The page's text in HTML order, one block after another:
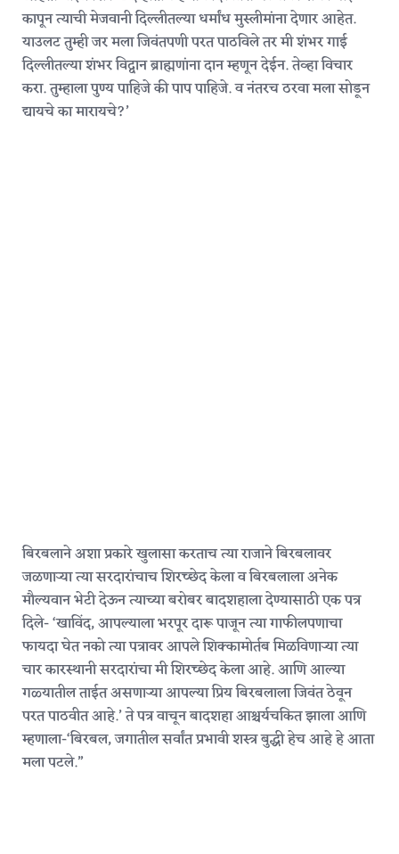
कापून त्याची मेजवानी दिल्लीतल्या धर्मांध मुस्लीमांना देणार आहेत.
याउलट तुम्ही जर मला जिवंतपणी परत पाठविले तर मी शंभर गाई
दिल्लीतल्या शंभर विद्वान ब्राह्मणांना दान म्हणून देईन. तेव्हा विचार
करा. तुम्हाला पुण्य पाहिजे की पाप पाहिजे. व नंतरच ठरवा मला सोडून
द्यायचे का मारायचे?’
बिरबलाने अशा प्रकारे खुलासा करताच त्या राजाने बिरबलावर
जळणाऱ्या त्या सरदारांचाच शिरच्छेद केला व बिरबलाला अनेक
मौल्यवान भेटी देऊन त्याच्या बरोबर बादशहाला देण्यासाठी एक पत्र
दिले- ‘खाविंद, आपल्याला भरपूर दारू पाजून त्या गाफीलपणाचा
फायदा घेत नको त्या पत्रावर आपले शिक्कामोर्तब मिळविणाऱ्या त्या
चार कारस्थानी सरदारांचा मी शिरच्छेद केला आहे. आणि आल्या
गळ्यातील ताईत असणाऱ्या आपल्या प्रिय बिरबलाला जिवंत ठेवून
परत पाठवीत आहे.’ ते पत्र वाचून बादशहा आश्चर्यचकित झाला आणि
म्हणाला-‘बिरबल, जगातील सर्वांत प्रभावी शस्त्र बुद्धी हेच आहे हे आता
मला पटले.”